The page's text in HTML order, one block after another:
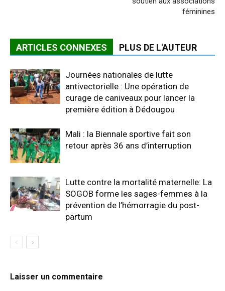
féminines
ARTICLES CONNEXES PLUS DE L'AUTEUR
Journées nationales de lutte
antivectorielle : Une opération de
curage de caniveaux pour lancer la
première édition à Dédougou
Mali : la Biennale sportive fait son
retour après 36 ans d’interruption
Lutte contre la mortalité maternelle: La
SOGOB forme les sages-femmes à la
prévention de l’hémorragie du post-
partum
Laisser un commentaire